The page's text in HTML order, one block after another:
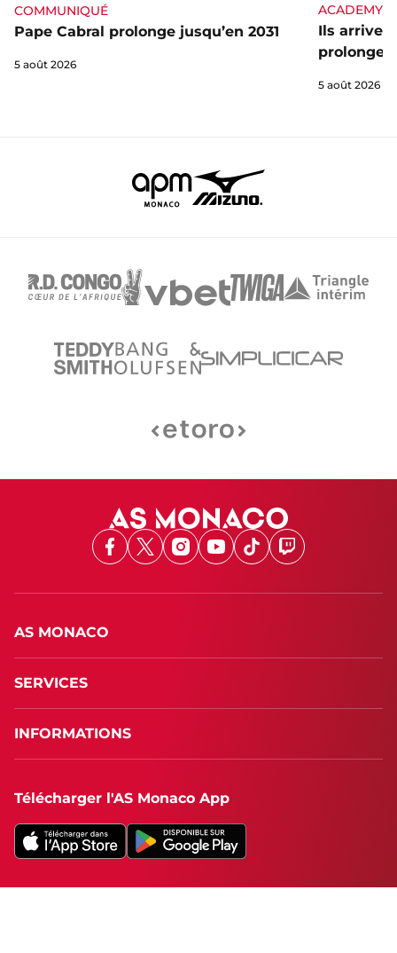
COMMUNIQUÉ
Pape Cabral prolonge jusqu’en 2031
5 août 2026
ACADEMY
Ils
5 août 2026
Facebook
X Instagram
Youtube
TikTokTwitch
AS MONACO
SERVICES
INFORMATIONS
Télécharger l'AS Monaco App